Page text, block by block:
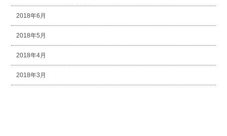
2018年6月
2018年5月
2018年4月
2018年3月